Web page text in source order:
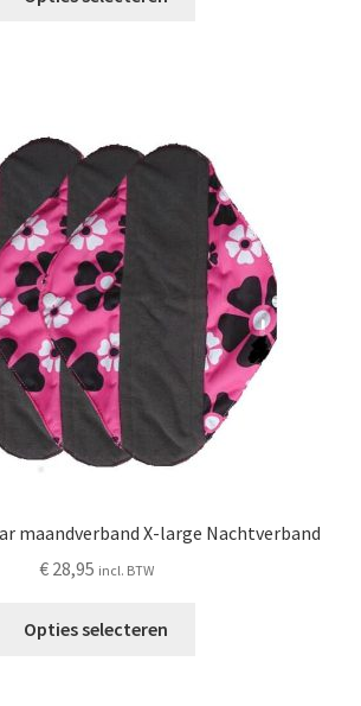
optie
kan
gekozen
worden
op
de
productpagina
maandverband X-large Nachtverband
€28,95 incl. BTW
Opties selecteren